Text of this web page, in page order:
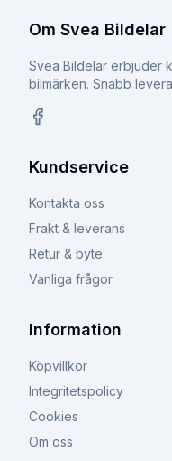
Om Svea Bildelar
Svea Bildelar erbjuder
bilmärken. Snabb
Kundservice
Kontakta oss
Frakt & leverans
Retur & byte
Vanliga frågor
Information
Köpvillkor
Integritetspolicy
Cookies
Om oss